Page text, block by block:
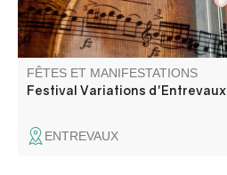
FÊTES ET MANIFESTATIONS
Festival Variations d'Entrevaux
ENTREVAUX